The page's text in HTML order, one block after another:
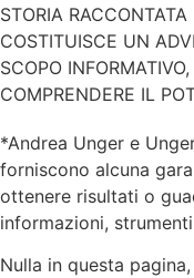
STORIA
COSTITUISCE UN
SCOPO
COMPRENDERE IL
*Andrea Unger e
forniscono alcuna
ottenere risultati o
informazioni,
Nulla in questa